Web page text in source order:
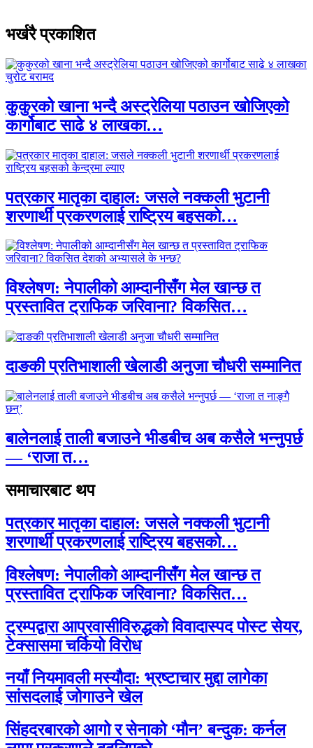
भर्खरै प्रकाशित
कुकुरको खाना भन्दै अस्ट्रेलिया पठाउन खोजिएको
कार्गोबाट साढे ४ लाखका…
पत्रकार मातृका दाहाल: जसले नक्कली भुटानी
शरणार्थी प्रकरणलाई राष्ट्रिय बहसको…
विश्लेषण: नेपालीको आम्दानीसँग मेल खान्छ त
प्रस्तावित ट्राफिक जरिवाना? विकसित…
दाङकी प्रतिभाशाली खेलाडी अनुजा चौधरी सम्मानित
बालेनलाई ताली बजाउने भीडबीच अब कसैले भन्नुपर्छ
— ‘राजा त…
समाचारबाट थप
पत्रकार मातृका दाहाल: जसले नक्कली भुटानी
शरणार्थी प्रकरणलाई राष्ट्रिय बहसको…
विश्लेषण: नेपालीको आम्दानीसँग मेल खान्छ त
प्रस्तावित ट्राफिक जरिवाना? विकसित…
ट्रम्पद्वारा आप्रवासीविरुद्धको विवादास्पद पोस्ट सेयर,
टेक्सासमा चर्कियो विरोध
नयाँ नियमावली मस्यौदा: भ्रष्टाचार मुद्दा लागेका
सांसदलाई जोगाउने खेल
सिंहदरबारको आगो र सेनाको ‘मौन’ बन्दुक: कर्नल